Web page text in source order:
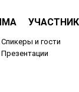
Спикеры и гости
Презентации